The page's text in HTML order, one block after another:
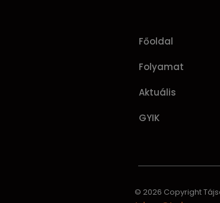
Főoldal
Folyamat
Aktuális
GYIK
© 2026 Copyright